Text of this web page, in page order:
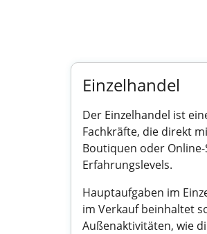
Einzelhandel
Der Einzelhandel ist
Fachkräfte, die direkt
Boutiquen oder
Erfahrungslevels.
Hauptaufgaben im
im Verkauf beinhaltet
Außenaktivitäten, wie